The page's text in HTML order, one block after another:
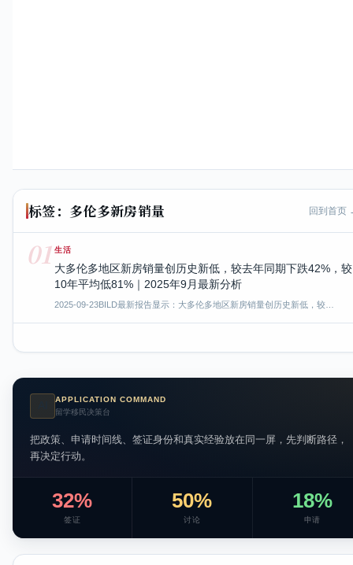
标签：多伦多新房销量 回到首页
01 生活
大多伦多地区新房销量创历史新低，较去年同期下跌42%，较
10年平均低81%｜2025年9月最新分析
2025-09-23BILD最新报告显示：大多伦多地区新房销量创历史新低，较…
APPLICATION COMMAND
留学移民决策台
把政策、申请时间线、签证身份和真实经验放在同一屏，先判断路径，
再决定行动。
32%
签证
50%
讨论
18%
申请